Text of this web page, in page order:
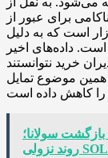
برای عبور از
است که به دلیل
داده‌های اخیر
خرید نتوانستند
همین موضوع تمایل
سولانا؛